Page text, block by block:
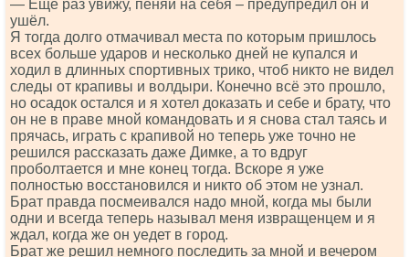
— Ещё раз увижу, пеняй на себя – предупредил он и
ушёл.
Я тогда долго отмачивал места по которым пришлось
всех больше ударов и несколько дней не купался и
ходил в длинных спортивных трико, чтоб никто не видел
следы от крапивы и волдыри. Конечно всё это прошло,
но осадок остался и я хотел доказать и себе и брату, что
он не в праве мной командовать и я снова стал таясь и
прячась, играть с крапивой но теперь уже точно не
решился рассказать даже Димке, а то вдруг
проболтается и мне конец тогда. Вскоре я уже
полностью восстановился и никто об этом не узнал.
Брат правда посмеивался надо мной, когда мы были
одни и всегда теперь называл меня извращенцем и я
ждал, когда же он уедет в город.
Брат же решил немного последить за мной и вечером